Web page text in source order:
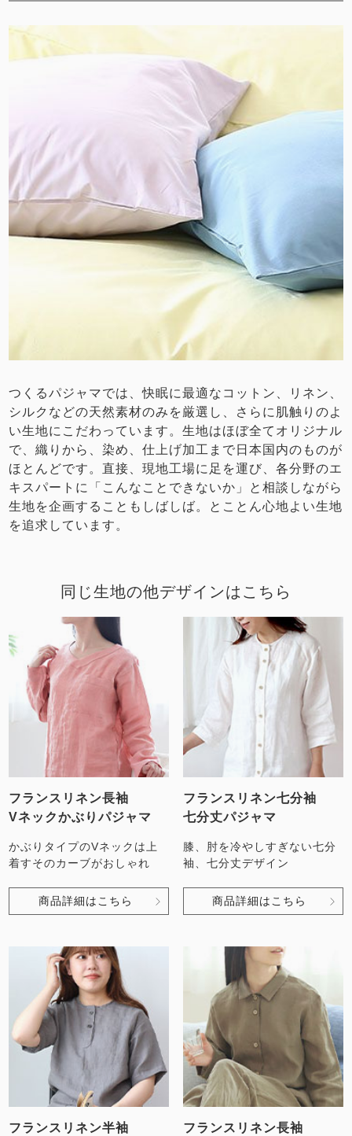
つくるパジャマでは、快眠に最適なコットン、リネン、
シルクなどの天然素材のみを厳選し、さらに肌触りのよ
い生地にこだわっています。生地はほぼ全てオリジナル
で、織りから、染め、仕上げ加工まで日本国内のものが
ほとんどです。直接、現地工場に足を運び、各分野のエ
キスパートに「こんなことできないか」と相談しながら
生地を企画することもしばしば。とことん心地よい生地
を追求しています。
同じ生地の他デザインはこちら
フランスリネン長袖
Vネックかぶりパジャマ
かぶりタイプのVネックは上
着すそのカーブがおしゃれ
商品詳細はこちら
フランスリネン七分袖
七分丈パジャマ
膝、肘を冷やしすぎない七分
袖、七分丈デザイン
商品詳細はこちら
フランスリネン半袖
フランスリネン長袖